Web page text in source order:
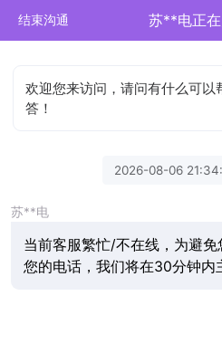
结束沟通 苏**电正
欢迎您来访问，请问有什么可
答！
2026-08-06
苏**电
当前客服繁忙/不在线，为避
您的电话，我们将在30分钟内